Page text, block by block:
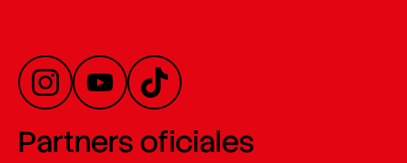
Partners oficiales